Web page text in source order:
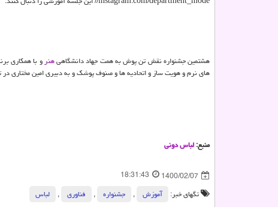
هشتمین جشنواره نقش تن پوش به همت جهاد دانشگاهیهنرو با همکاری
های نرم و هویت ساز و اتحادیه ها و صنوف پوشک و به دبیری امین مختاری در تیرماه ۱۴۰۰
منبع:لباس دونی
1400/02/07
18:31:43
تگهای خبر:
آموزش , جشنواره , فناوری , لباس